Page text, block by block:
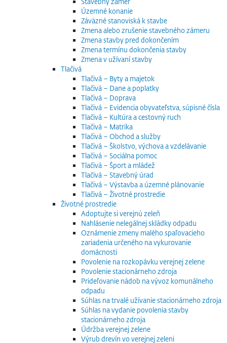
Územné konanie
Záväzné stanoviská k stavbe
Zmena alebo zrušenie stavebného zámeru
Zmena stavby pred dokončením
Zmena termínu dokončenia stavby
Zmena v užívaní stavby
Tlačivá
Tlačivá – Byty a majetok
Tlačivá – Dane a poplatky
Tlačivá – Doprava
Tlačivá – Evidencia obyvateľstva, súpisné čísla
Tlačivá – Kultúra a cestovný ruch
Tlačivá – Matrika
Tlačivá – Obchod a služby
Tlačivá – Školstvo, výchova a vzdelávanie
Tlačivá – Sociálna pomoc
Tlačivá – Šport a mládež
Tlačivá – Stavebný úrad
Tlačivá – Výstavba a územné plánovanie
Tlačivá – Životné prostredie
Životné prostredie
Adoptujte si verejnú zeleň
Nahlásenie nelegálnej skládky odpadu
Oznámenie zmeny malého spaľovacieho
zariadenia určeného na vykurovanie
domácnosti
Povolenie na rozkopávku verejnej zelene
Povolenie stacionárneho zdroja
Prideľovanie nádob na vývoz komunálneho
odpadu
Súhlas na trvalé užívanie stacionárneho zdroja
Súhlas na vydanie povolenia stavby
stacionárneho zdroja
Údržba verejnej zelene
Výrub drevín vo verejnej zeleni